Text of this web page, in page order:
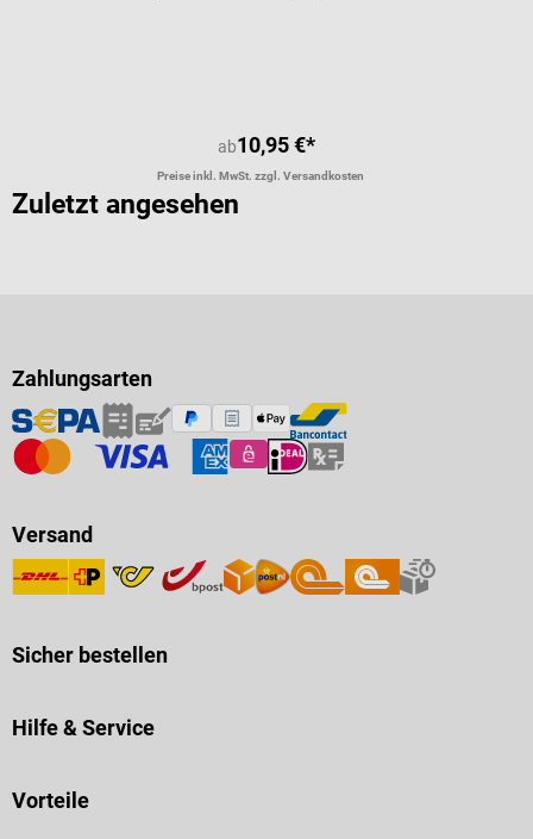
ab10,95 €*
Preise inkl. MwSt. zzgl. Versandkosten
Zuletzt angesehen
Zahlungsarten
Versand
Sicher bestellen
Hilfe & Service
Vorteile